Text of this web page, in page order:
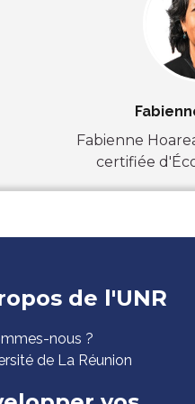
Fabienne
certifiée
de l'UNR
nous ?
de La Réunion